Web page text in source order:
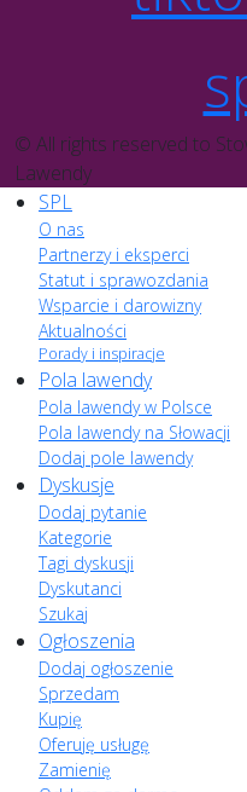
© All rights reserved to
Lawendy
SPL
O nas
Partnerzy i eksperci
Statut i sprawozdania
Wsparcie i darowizny
Aktualności
Porady i inspiracje
Pola lawendy
Pola lawendy w Polsce
Pola lawendy na Słowacji
Dodaj pole lawendy
Dyskusje
Dodaj pytanie
Kategorie
Tagi dyskusji
Dyskutanci
Szukaj
Ogłoszenia
Dodaj ogłoszenie
Sprzedam
Kupię
Oferuję usługę
Zamienię